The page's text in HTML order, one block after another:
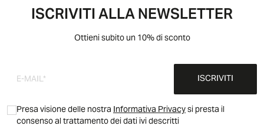
ISCRIVITI ALLA NEWSLETTER
Ottieni subito un 10% di sconto
ISCRIVITI
Presa visione delle nostraInformativa Privacysi presta il
consenso al trattamento dei dati ivi descritti